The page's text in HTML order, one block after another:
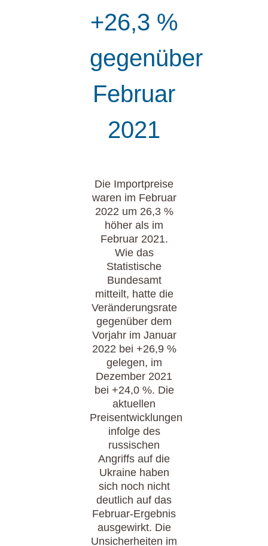
+26,3 %
gegenüber
Februar
2021
Die Importpreise
waren im Februar
2022 um 26,3 %
höher als im
Februar 2021.
Wie das
Statistische
Bundesamt
mitteilt, hatte die
Veränderungsrate
gegenüber dem
Vorjahr im Januar
2022 bei +26,9 %
gelegen, im
Dezember 2021
bei +24,0 %. Die
aktuellen
Preisentwicklungen
infolge des
russischen
Angriffs auf die
Ukraine haben
sich noch nicht
deutlich auf das
Februar-Ergebnis
ausgewirkt. Die
Unsicherheiten im